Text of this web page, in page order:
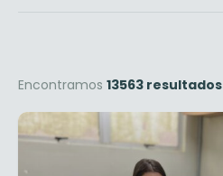
Encontramos 13563 resultados